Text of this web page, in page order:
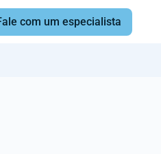
com um especialista